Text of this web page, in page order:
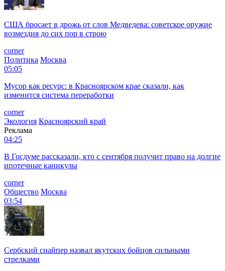
США бросает в дрожь от слов Медведева: советское оружие
возмездия до сих пор в строю
corner
Политика Москва
05:05
Мусор как ресурс: в Красноярском крае сказали, как
изменится система переработки
corner
Экология Красноярский край
Реклама
04:25
В Госдуме рассказали, кто с сентября получит право на долгие
ипотечные каникулы
corner
Общество Москва
03:54
Сербский снайпер назвал якутских бойцов сильными
стрелками